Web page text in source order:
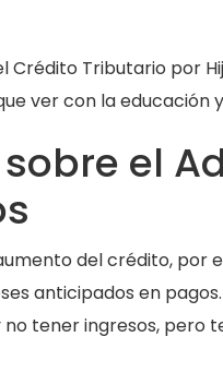
Crédito Tributario por
ver con la educación y
el
del crédito, por
anticipados en
tener ingresos, pero